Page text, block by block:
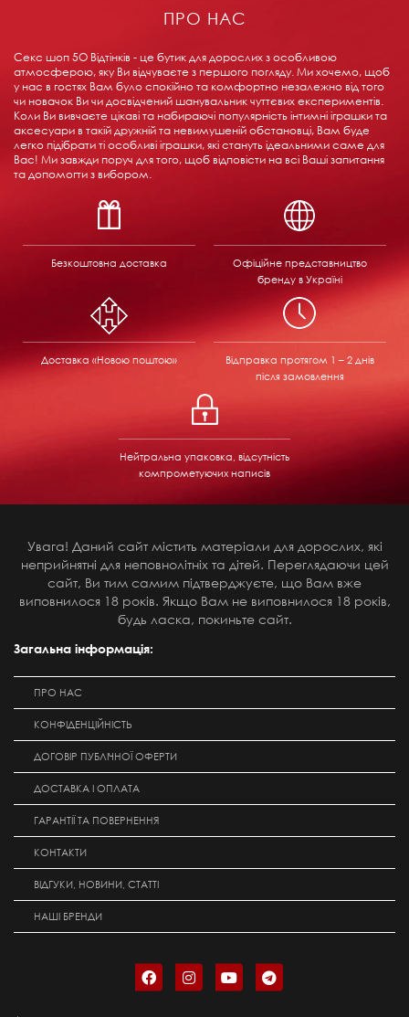
ПРО НАС
Секс шоп 5О Відтінків - це бутик для дорослих з особливою
атмосферою, яку Ви відчуваєте з першого погляду. Ми хочемо, щоб
у нас в гостях Вам було спокійно та комфортно незалежно від того
чи новачок Ви чи досвідчений шанувальник чуттєвих експериментів.
Коли Ви вивчаєте цікаві та набираючі популярність інтимні іграшки та
аксесуари в такій дружній та невимушеній обстановці, Вам буде
легко підібрати ті особливі іграшки, які стануть ідеальними саме для
Вас! Ми завжди поруч для того, щоб відповісти на всі Ваші запитання
та допомогти з вибором.
Безкоштовна доставка
Офіційне представництво
бренду в Україні
Доставка «Новою поштою» Відправка протягом 1 – 2 днів
після замовлення
Нейтральна упаковка, відсутність
компрометуючих написів
Увага! Даний сайт містить матеріали для дорослих, які
неприйнятні для неповнолітніх та дітей. Переглядаючи цей
сайт, Ви тим самим підтверджуєте, що Вам вже
виповнилося 18 років. Якщо Вам не виповнилося 18 років,
будь ласка, покиньте сайт.
Загальна інформація:
ПРО НАС
КОНФІДЕНЦІЙНІСТЬ
ДОГОВІР ПУБЛІЧНОЇ ОФЕРТИ
ДОСТАВКА І ОПЛАТА
ГАРАНТІЇ ТА ПОВЕРНЕННЯ
КОНТАКТИ
ВІДГУКИ, НОВИНИ, СТАТТІ
НАШІ БРЕНДИ